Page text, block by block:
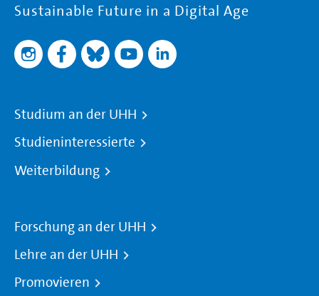
Sustainable Future in a Digital Age
Studium an der UHH
Studieninteressierte
Weiterbildung
Forschung an der UHH
Lehre an der UHH
Promovieren